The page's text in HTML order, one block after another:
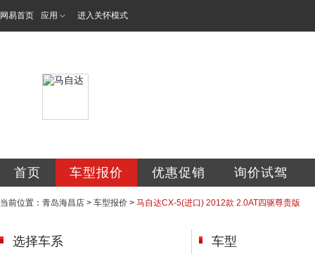
网易首页 应用 进入关怀模式
首页 车型报价 优惠促销 询价试驾
当前位置： 青岛海昌店 > 车型报价 > 马自达CX-5(进口) 2012款 2.0AT四驱尊贵版
选择车系 车型